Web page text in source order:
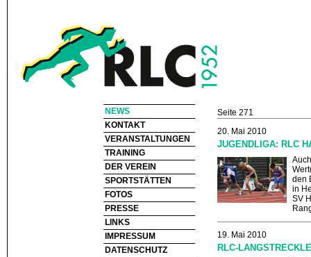
NEWS
KONTAKT
VERANSTALTUNGEN
TRAINING
DER VEREIN
SPORTSTÄTTEN
FOTOS
PRESSE
LINKS
IMPRESSUM
DATENSCHUTZ
Seite 271
20. Mai 2010
JUGENDLIGA: RLC
den
in
SV
19. Mai 2010
RLC-